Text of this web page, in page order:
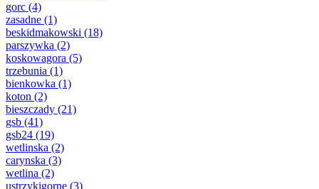
gorc (4)
zasadne (1)
beskidmakowski (18)
parszywka (2)
koskowagora (5)
trzebunia (1)
bienkowka (1)
koton (2)
bieszczady (21)
gsb (41)
gsb24 (19)
wetlinska (2)
carynska (3)
wetlina (2)
ustrzykigorne (3)